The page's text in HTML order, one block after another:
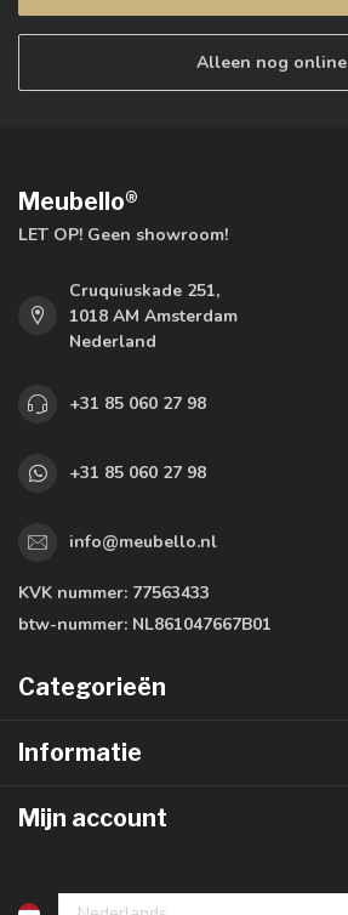
Alleen nog online
Meubello®
LET OP! Geen showroom!
Cruquiuskade 251,
1018 AM Amsterdam
Nederland
+31 85 060 27 98
+31 85 060 27 98
info@meubello.nl
KVK nummer: 77563433
btw-nummer: NL861047667B01
Categorieën
Informatie
Mijn account